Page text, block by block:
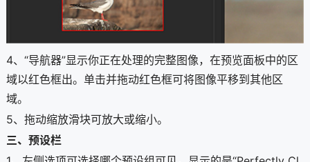
4、“导航器”显示你正在处理的完整图像，在预览面板中的区
域以红色框出。单击并拖动红色框可将图像平移到其他区
域。
5、拖动缩放滑块可放大或缩小。
三、预设栏